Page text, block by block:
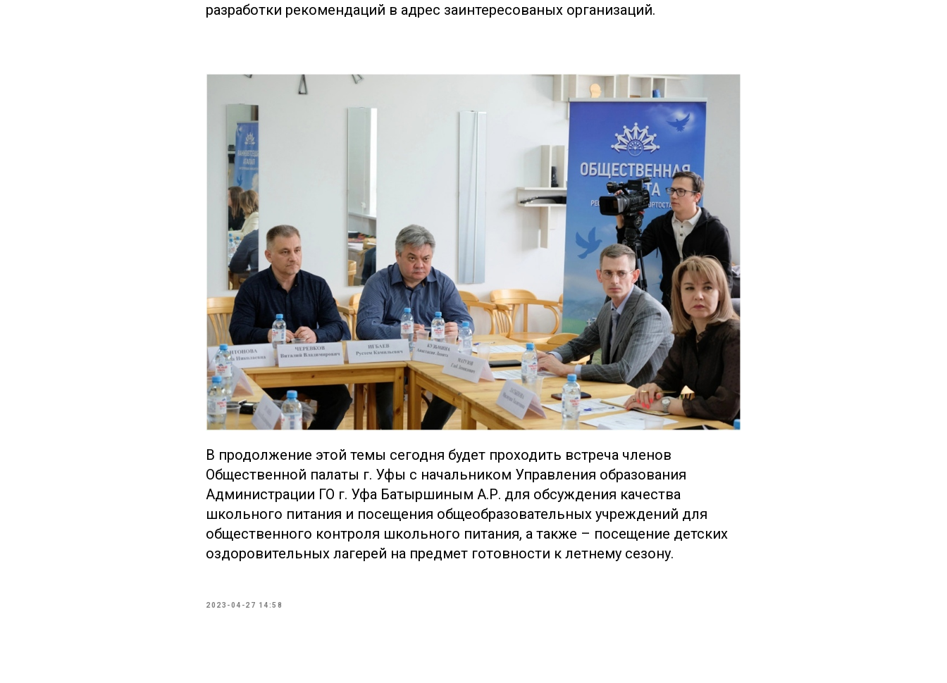
разработки рекомендаций в адрес заинтересованых организаций.
В продолжение этой темы сегодня будет проходить встреча членов
Общественной палаты г. Уфы с начальником Управления образования
Администрации ГО г. Уфа Батыршиным А.Р. для обсуждения качества
школьного питания и посещения общеобразовательных учреждений для
общественного контроля школьного питания, а также – посещение детских
оздоровительных лагерей на предмет готовности к летнему сезону.
2023-04-27 14:58